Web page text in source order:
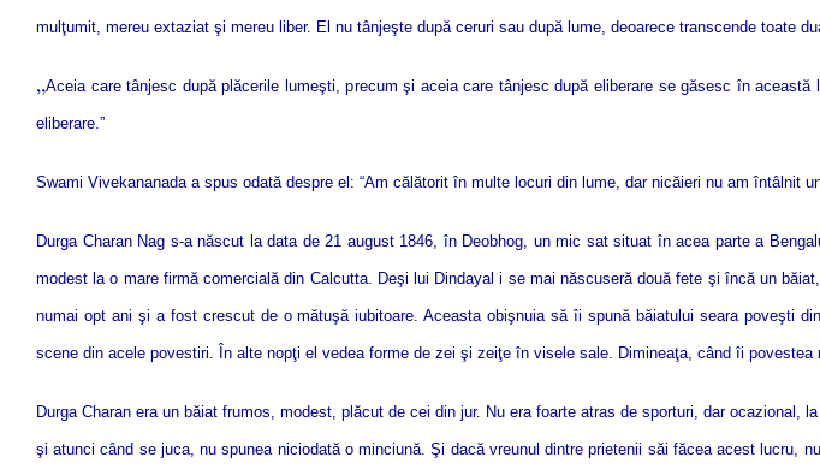
mulţumit, mereu extaziat şi mereu liber. El nu tânjeşte după ceruri sau după lume, deoarece transcende toate
„Aceia care tânjesc după plăcerile lumeşti, precum şi aceia care tânjesc după eliberare se găsesc în
eliberare.”
Swami Vivekananada a spus odată despre el: “Am călătorit în multe locuri din lume, dar nicăieri nu am întâlnit
Durga Charan Nag s-a născut la data de 21 august 1846, în Deobhog, un mic sat situat în acea parte a
modest la o mare firmă comercială din Calcutta. Deşi lui Dindayal i se mai născuseră două fete şi încă un
numai opt ani şi a fost crescut de o mătuşă iubitoare. Aceasta obişnuia să îi spună băiatului seara poveşti
scene din acele povestiri. În alte nopţi el vedea forme de zei şi zeiţe în visele sale. Dimineaţa, când îi povestea
Durga Charan era un băiat frumos, modest, plăcut de cei din jur. Nu era foarte atras de sporturi, dar
şi atunci când se juca, nu spunea niciodată o minciună. Şi dacă vreunul dintre prietenii săi făcea acest lucru,